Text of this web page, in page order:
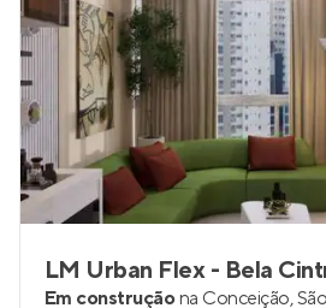
LM Urban Flex - Bela
Em construçãona Conceição,